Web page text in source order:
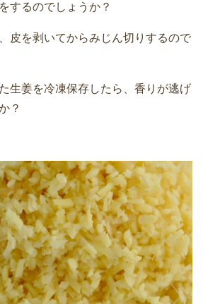
するのでしょうか？
皮を剥いてからみじん切りするので
生姜を冷凍保存したら、香りが逃げ
？